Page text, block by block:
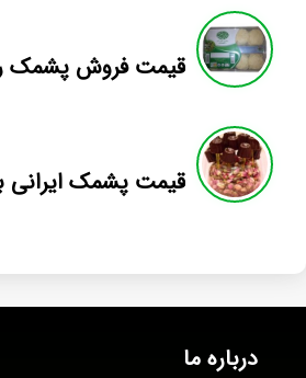
قیمت فروش پشمک
قیمت پشمک ایرانی
درباره ما